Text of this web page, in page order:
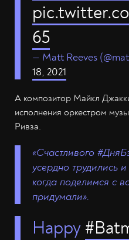
65
— Matt Reeves
18, 2021
А композитор Майкл
исполнения оркестром
Ривза.
«Счастливого
усердно трудились
когда поделимся с
придумали».
Happy